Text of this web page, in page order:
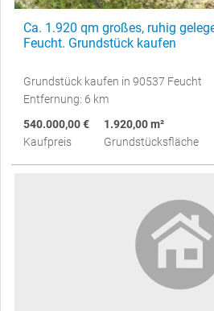
Ca. 1.920 qm großes, ruhig
Feucht. Grundstück kaufen
Grundstück kaufen in 90537 Feucht
Entfernung: 6 km
540.000,00 €
Kaufpreis
1.920,00 m²
Grundstücksfläche